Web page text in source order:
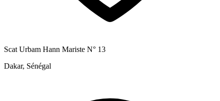
Scat Urbam Hann Mariste N° 13
Dakar, Sénégal